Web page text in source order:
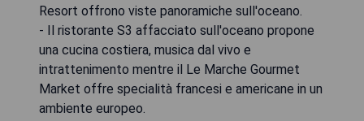
Resort offrono viste panoramiche sull'oceano.
- Il ristorante S3 affacciato sull'oceano propone
una cucina costiera, musica dal vivo e
intrattenimento mentre il Le Marche Gourmet
Market offre specialità francesi e americane in un
ambiente europeo.